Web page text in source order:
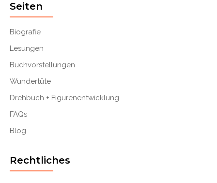
Seiten
Biografie
Lesungen
Buchvorstellungen
Wundertüte
Drehbuch + Figurenentwicklung
FAQs
Blog
Rechtliches